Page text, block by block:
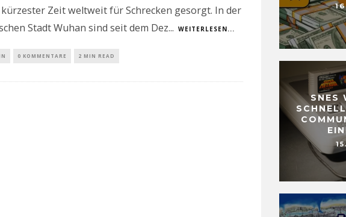
Zeit weltweit für Schrecken gesorgt. In der
Stadt Wuhan sind seit dem Dez... WEITERLESEN...
0 KOMMENTARE 2 MIN READ
SNES